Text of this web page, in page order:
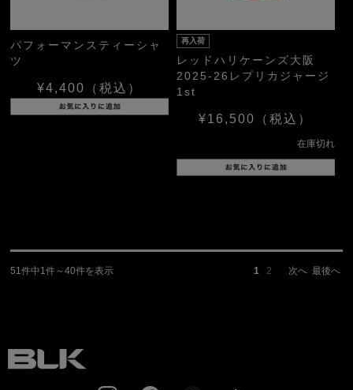
パフォーマンスティーシャ
ツ
¥4,400 （税込）
再入荷
レッドハリケーンズ大阪
2025-26レプリカジャージ
1st
¥16,500 （税込）
在庫切れ
51件中1件～40件を表示 1 2 次へ 最後へ